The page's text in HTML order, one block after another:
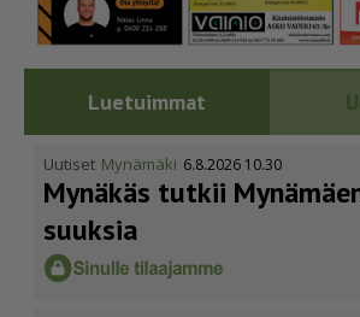
Luetuimmat
Uutiset Mynämäki 6.8.2026 10.30
Mynäkäs tutkii
suuksia